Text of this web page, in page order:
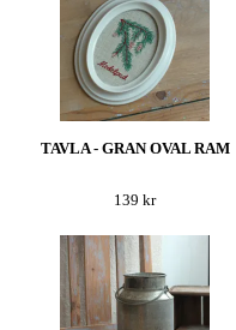
TAVLA - GRAN OVAL RAM
139 kr